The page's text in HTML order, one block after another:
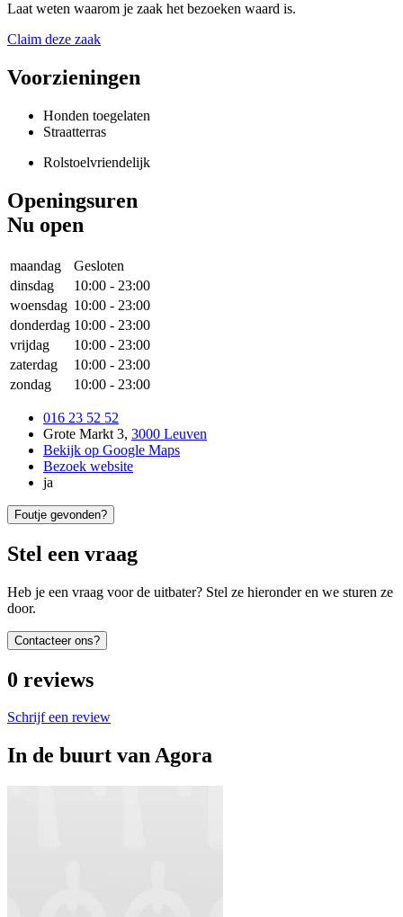
Laat weten waarom je zaak het bezoeken waard is.
Claim deze zaak
Voorzieningen
Honden toegelaten
Straatterras
Rolstoelvriendelijk
Openingsuren
Nu open
maandag
Gesloten
dinsdag
10:00 - 23:00
woensdag 10:00 - 23:00
donderdag 10:00 - 23:00
vrijdag
10:00 - 23:00
zaterdag
10:00 - 23:00
zondag
10:00 - 23:00
016 23 52 52
Grote Markt 3, 3000 Leuven
Bekijk op Google Maps
Bezoek website
ja
Foutje gevonden?
Stel een vraag
Heb je een vraag voor de uitbater? Stel ze hieronder en we sturen ze
door.
Contacteer ons?
0 reviews
Schrijf een review
In de buurt vanAgora